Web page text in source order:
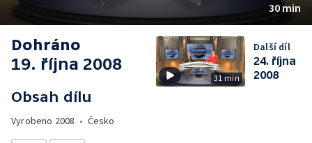
30 min
Dohráno
19. října 2008
Obsah dílu
Vyrobeno 2008 • Česko
31 min
Další díl
24. října
2008